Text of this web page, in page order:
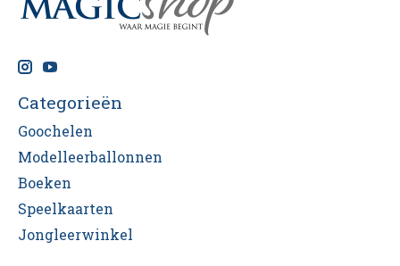
Categorieën
Goochelen
Modelleerballonnen
Boeken
Speelkaarten
Jongleerwinkel